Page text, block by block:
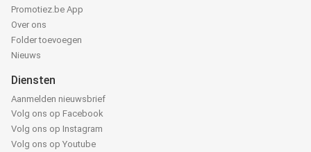
Promotiez.be App
Over ons
Folder toevoegen
Nieuws
Diensten
Aanmelden nieuwsbrief
Volg ons op Facebook
Volg ons op Instagram
Volg ons op Youtube